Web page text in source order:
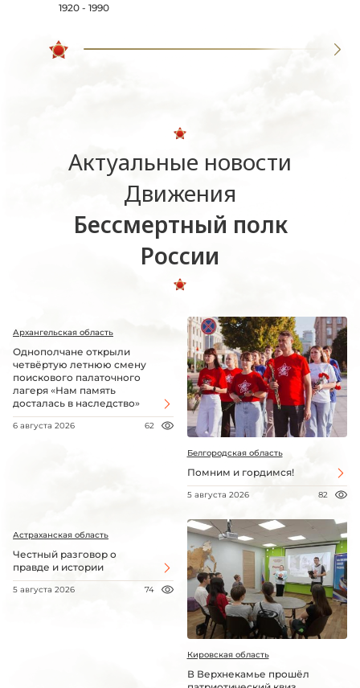
1920 - 1990
Актуальные новости
Движения
Бессмертный полк
России
Архангельская область
Однополчане открыли
четвёртую летнюю смену
поискового палаточного
лагеря «Нам память
досталась в наследство»
6 августа 2026 62
Белгородская область
Помним и гордимся!
5 августа 2026 82
Астраханская область
Честный разговор о
правде и истории
5 августа 2026 74
Кировская область
В Верхнекамье прошёл